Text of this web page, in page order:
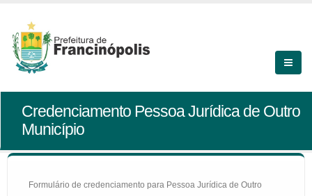
Credenciamento Pessoa Jurídica de Outro
Município
Formulário de credenciamento para Pessoa Jurídica de Outro